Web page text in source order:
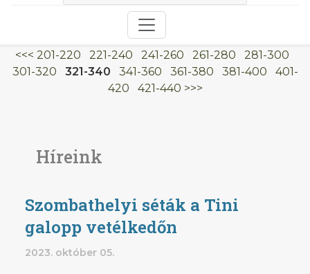
Híreink
Szombathelyi séták a Tini
galopp vetélkedőn
2023. október 05.
<<< 201-220 221-240 241-260 261-280
281-300
301-320
321-340 341-360 361-380 381-400
401-
420
421-440 >>>